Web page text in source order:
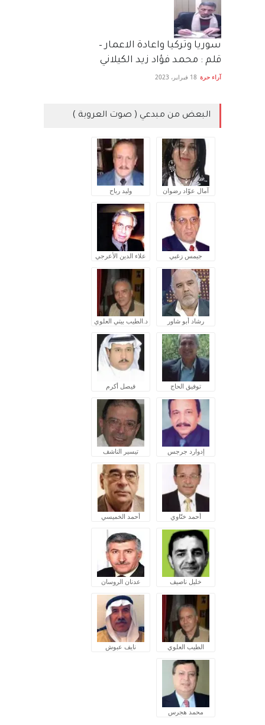
سوريا وتركيا واعادة الاعمار –
قلم : محمد فؤاد زيد الكيلاني
آراء حرة 18 فبراير، 2023
البعض من مبدعي ( صوت العروبة )
آمال عوّاد رضوان وليد رباح
جيمس زغبي علاء الدين الأعرجي
رشاد أبو شاور د.الطيب بيتي العلوي
توفيق الحاج فيصل أكرم
إدوارد جرجس تيسير الناشف
أحمد ختّاوي أحمد الخميسي
خليل ناصيف عدنان الروسان
الطيب العلوي نايف عبوش
محمد هجرس